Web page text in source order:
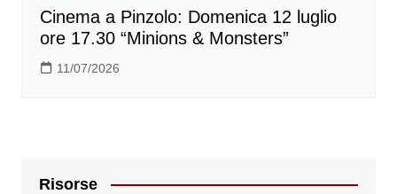
Cinema a Pinzolo: Domenica 12 luglio
ore 17.30 “Minions & Monsters”
11/07/2026
Risorse